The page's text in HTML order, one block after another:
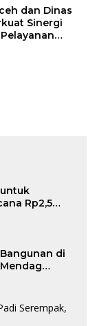
dan Dinas
Sinergi
Rp2,5
di